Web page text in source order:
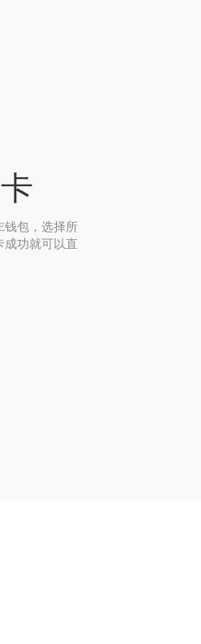
钱包，选择所
成功就可以直